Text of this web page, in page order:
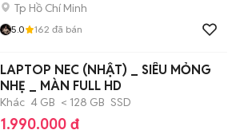
Tp Hồ Chí Minh
5.0 162 đã bán
LAPTOP NEC (NHẬT) _ SIÊU MỎNG
NHẸ _ MÀN FULL HD
Khác 4 GB < 128 GB SSD
1.990.000 đ